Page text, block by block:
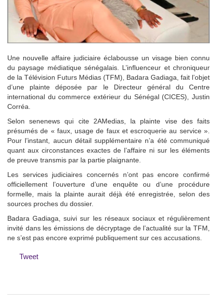
Une nouvelle affaire judiciaire éclabousse un visage bien connu
du paysage médiatique sénégalais. L’influenceur et chroniqueur
de la Télévision Futurs Médias (TFM), Badara Gadiaga, fait l’objet
d’une plainte déposée par le Directeur général du Centre
international du commerce extérieur du Sénégal (CICES), Justin
Corréa.
Selon senenews qui cite 2AMedias, la plainte vise des faits
présumés de « faux, usage de faux et escroquerie au service ».
Pour l’instant, aucun détail supplémentaire n’a été communiqué
quant aux circonstances exactes de l’affaire ni sur les éléments
de preuve transmis par la partie plaignante.
Les services judiciaires concernés n’ont pas encore confirmé
officiellement l’ouverture d’une enquête ou d’une procédure
formelle, mais la plainte aurait déjà été enregistrée, selon des
sources proches du dossier.
Badara Gadiaga, suivi sur les réseaux sociaux et régulièrement
invité dans les émissions de décryptage de l’actualité sur la TFM,
ne s’est pas encore exprimé publiquement sur ces accusations.
Tweet